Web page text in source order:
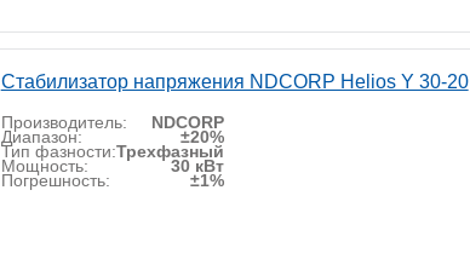
Стабилизатор напряжения NDCORP Helios Y 30-20
Производитель: NDCORP
Диапазон: ±20%
Тип фазности:Трехфазный
Мощность: 30 кВт
Погрешность: ±1%